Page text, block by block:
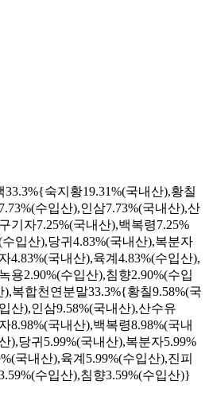
숙지황19.31%(국내산),황칠
수입산),인삼7.73%(국내산),산
기자7.25%(국내산),백복령7.25%
입산),당귀4.83%(국내산),복분자
4.83%(국내산),육계4.83%(수입산),
용2.90%(수입산),침향2.90%(수입
복합천연분말33.3%{황칠9.58%(국
산),인삼9.58%(국내산),산수유
8.98%(국내산),백복령8.98%(국내
),당귀5.99%(국내산),복분자5.99%
국내산),육계5.99%(수입산),진피
수입산),침향3.59%(수입산)}